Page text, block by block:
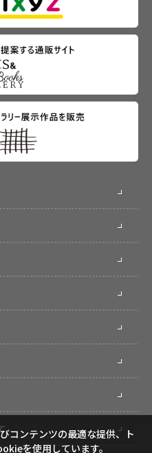
コンテンツの最適な提供、ト
を使用しています。